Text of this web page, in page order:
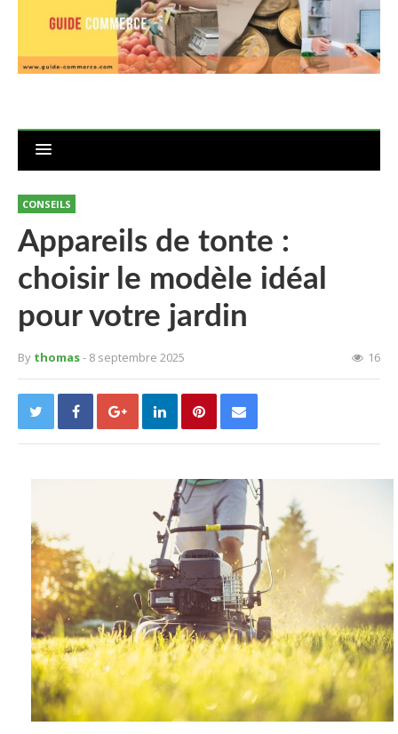
CONSEILS
Appareils de tonte :
choisir le modèle idéal
pour votre jardin
By thomas- 8 septembre 2025 16